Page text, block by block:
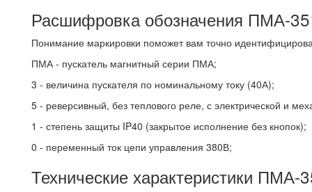
Расшифровка обозначения ПМА-
Понимание маркировки поможет вам точно
ПМА - пускатель магнитный серии ПМА;
3 - величина пускателя по номинальному току (40А);
5 - реверсивный, без теплового реле, с электрической и
1 - степень защиты IP40 (закрытое исполнение без кнопок);
0 - переменный ток цепи управления 380В;
Технические характеристики ПМА-